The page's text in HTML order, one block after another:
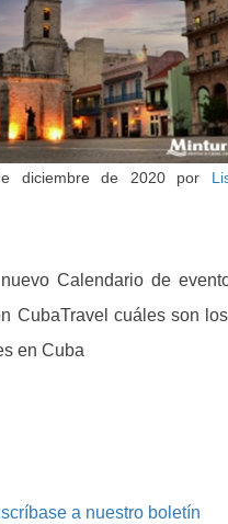
diciembre de 2020por
Calendario de
CubaTravel cuáles son
en Cuba
a nuestro boletín